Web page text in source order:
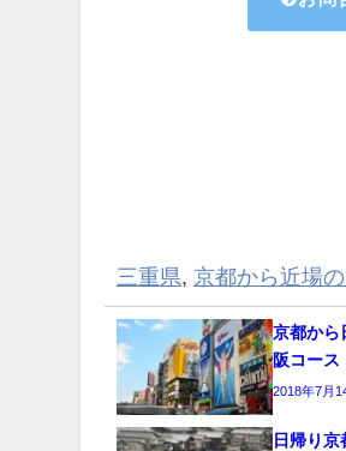
三重県,京都から近場
京都から
阪コース
2018年7月
日帰り